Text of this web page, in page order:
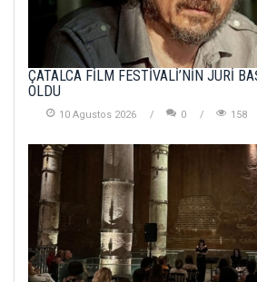
ÇATALCA FİLM FESTİVALİ’NİN JÜRİ
OLDU
10 Agustos 2026 0 158